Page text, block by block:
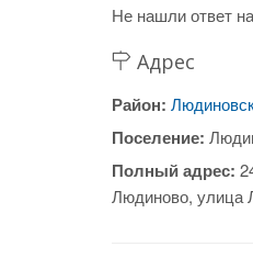
Не нашли ответ
Адрес
Район:
Поселение:
Полный адрес:
Людиново, улица